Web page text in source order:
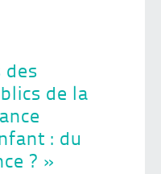
des
de la
: du
? »